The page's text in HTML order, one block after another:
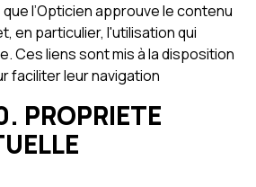
l’Opticien approuve le contenu
en particulier, l'utilisation qui
Ces liens sont mis à la disposition
faciliter leur navigation
PROPRIETE